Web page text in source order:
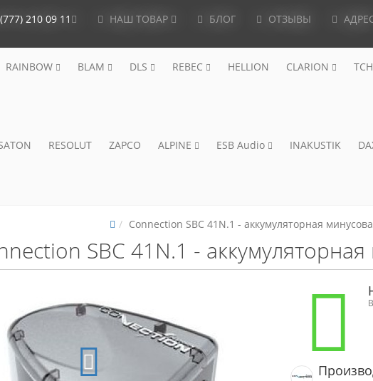
210 09 11 НАШ ТОВАР БЛОГ ОТЗЫВЫ
RAINBOW BLAM DLS REBEC HELLION CLARION
RESOLUT ZAPCO ALPINE ESB Audio INAKUSTIK
Connection SBC 41N.1 - аккумуляторная
SBC 41N.1 -